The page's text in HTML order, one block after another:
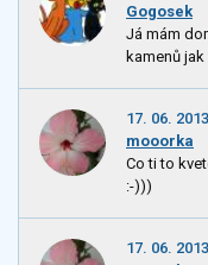
Gogosek
Já mám
kamenů
17. 06.
mooorka
Co ti to
:-)))
17. 06.